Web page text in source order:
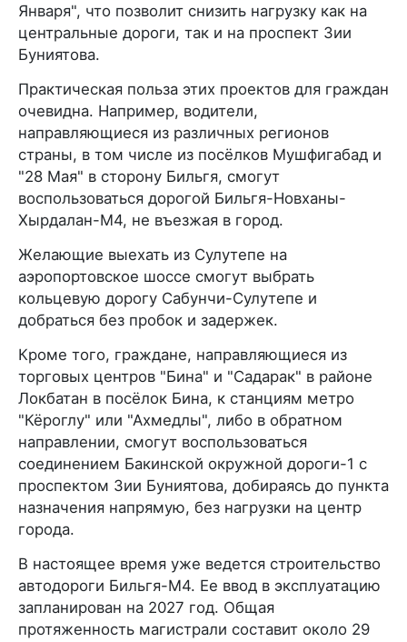
Января", что позволит снизить нагрузку как на
центральные дороги, так и на проспект Зии
Буниятова.
Практическая польза этих проектов для граждан
очевидна. Например, водители,
направляющиеся из различных регионов
страны, в том числе из посёлков Мушфигабад и
"28 Мая" в сторону Бильгя, смогут
воспользоваться дорогой Бильгя-Новханы-
Хырдалан-M4, не въезжая в город.
Желающие выехать из Сулутепе на
аэропортовское шоссе смогут выбрать
кольцевую дорогу Сабунчи-Сулутепе и
добраться без пробок и задержек.
Кроме того, граждане, направляющиеся из
торговых центров "Бина" и "Садарак" в районе
Локбатан в посёлок Бина, к станциям метро
"Кёроглу" или "Ахмедлы", либо в обратном
направлении, смогут воспользоваться
соединением Бакинской окружной дороги-1 с
проспектом Зии Буниятова, добираясь до пункта
назначения напрямую, без нагрузки на центр
города.
В настоящее время уже ведется строительство
автодороги Бильгя-M4. Ее ввод в эксплуатацию
запланирован на 2027 год. Общая
протяженность магистрали составит около 29